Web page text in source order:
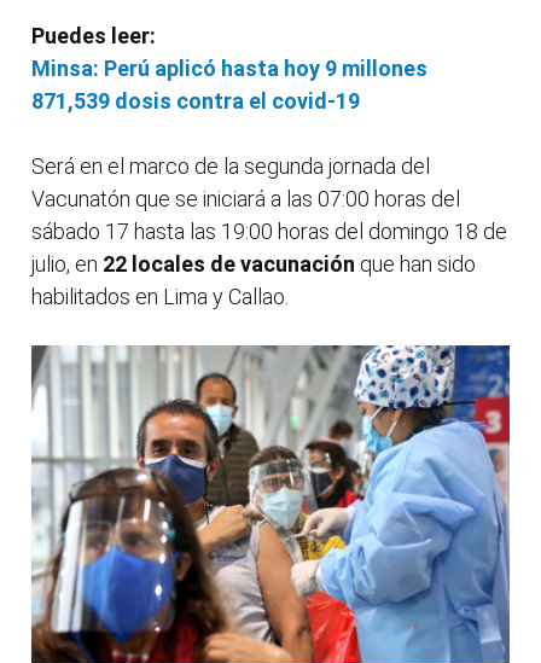
Puedes leer:
Minsa: Perú aplicó hasta hoy 9 millones
871,539 dosis contra el covid-19
Será en el marco de la segunda jornada del
Vacunatón que se iniciará a las 07:00 horas del
sábado 17 hasta las 19:00 horas del domingo 18 de
julio, en 22 locales de vacunación que han sido
habilitados en Lima y Callao.